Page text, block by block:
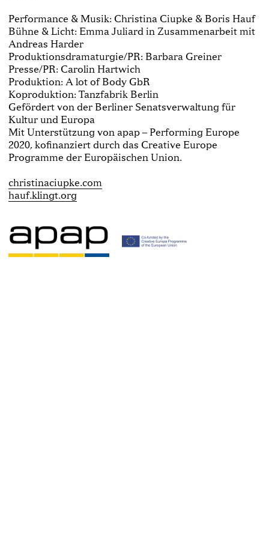
Performance & Musik: Christina Ciupke & Boris Hauf
Bühne & Licht: Emma Juliard in Zusammenarbeit mit
Andreas Harder
Produktionsdramaturgie/PR: Barbara Greiner
Presse/PR: Carolin Hartwich
Produktion: A lot of Body GbR
Koproduktion: Tanzfabrik Berlin
Gefördert von der Berliner Senatsverwaltung für
Kultur und Europa
Mit Unterstützung von apap – Performing Europe
2020, kofinanziert durch das Creative Europe
Programme der Europäischen Union.
christinaciupke.com
hauf.klingt.org